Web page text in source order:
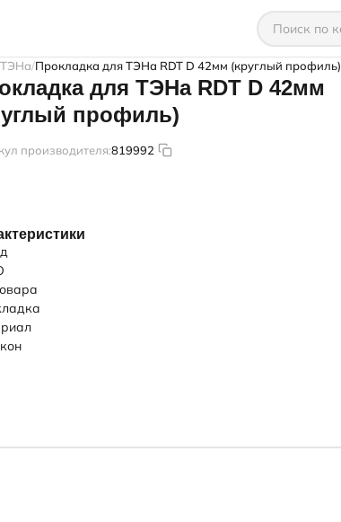
Прокладка для ТЭНа RDT D 42мм (круглый профиль)
для ТЭНа RDT D 42мм
профиль)
производителя:819992